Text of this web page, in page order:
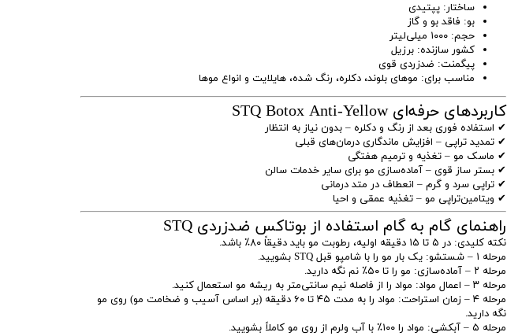
ساختار: پپتیدی
بو: فاقد بو و گاز
حجم: ۱۰۰۰ میلی‌لیتر
کشور سازنده: برزیل
پیگمنت: ضدزردی قوی
مناسب برای: موهای بلوند، دکلره، رنگ شده، هایلایت و انواع موها
کاربردهای حرفه‌ای STQ Botox Anti-Yellow
✔ استفاده فوری بعد از رنگ و دکلره – بدون نیاز به انتظار
✔ تمدید تراپی – افزایش ماندگاری درمان‌های قبلی
✔ ماسک مو – تغذیه و ترمیم هفتگی
✔ بستر ساز قوی – آماده‌سازی مو برای سایر خدمات سالن
✔ تراپی سرد و گرم – انعطاف در متد درمانی
✔ ویتامین‌تراپی مو – تغذیه عمقی و احیا
راهنمای گام به گام استفاده از بوتاکس ضدزردی STQ
نکته کلیدی: در ۵ تا ۱۵ دقیقه اولیه، رطوبت مو باید دقیقاً ۸۰٪ باشد.
مرحله ۱ – شستشو: یک بار مو را با شامپو قبل STQ بشویید.
مرحله ۲ – آماده‌سازی: مو را تا ۵۰٪ نم نگه دارید.
مرحله ۳ – اعمال مواد: مواد را از فاصله نیم سانتی‌متر به ریشه مو استعمال کنید.
مرحله ۴ – زمان استراحت: مواد را به مدت ۴۵ تا ۶۰ دقیقه (بر اساس آسیب و ضخامت مو) روی مو
نگه دارید.
مرحله ۵ – آبکشی: مواد را ۱۰۰٪ با آب ولرم از روی مو کاملاً بشویید.